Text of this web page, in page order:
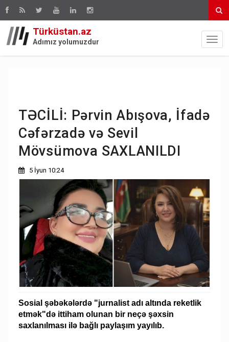
Türküstan.az
Adımız yolumuzdur
TƏCİLİ: Pərvin Abışova, İfadə
Cəfərzadə və Sevil
Mövsümova SAXLANILDI
5 İyun 10:24
Sosial şəbəkələrdə "jurnalist adı altında reketlik
etmək"də ittiham olunan bir neçə şəxsin
saxlanılması ilə bağlı paylaşım yayılıb.